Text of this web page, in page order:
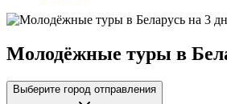
Молодёжные туры в
Выберите город отправления